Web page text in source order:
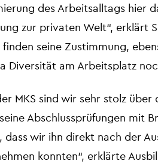
des Arbeitsalltags hier
zur privaten Welt“, erklärt
finden seine Zustimmung,
Diversität am Arbeitsplatz
MKS sind wir sehr stolz
Abschlussprüfungen mit
dass wir ihn direkt nach der
konnten“, erklärte